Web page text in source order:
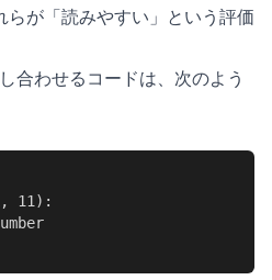
が「読みやすい」という評価
合わせるコードは、次のよう
11):